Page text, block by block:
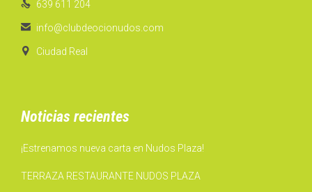
 639 611 204
 info@clubdeocionudos.com
 Ciudad Real
Noticias recientes
¡Estrenamos nueva carta en Nudos Plaza!
TERRAZA RESTAURANTE NUDOS PLAZA